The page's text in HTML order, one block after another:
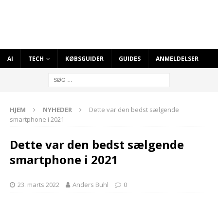
AI TECH KØBSGUIDER GUIDES ANMELDELSER
HJEM NYHEDER
Dette var den bedst sælgende
smartphone i 2021
Dette var den bedst sælgende
smartphone i 2021
23. marts 2022 Anders Buhl 0